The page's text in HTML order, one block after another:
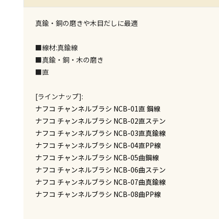
真鍮・銅の磨きや木目だしに最適
■線材:真鍮線
■真鍮・銅・木の磨き
■直
[ラインナップ]:
ナフコ チャンネルブラシ NCB-01直 鋼線
ナフコ チャンネルブラシ NCB-02直ステン
ナフコ チャンネルブラシ NCB-03直真鍮線
ナフコ チャンネルブラシ NCB-04直PP線
ナフコ チャンネルブラシ NCB-05曲鋼線
ナフコ チャンネルブラシ NCB-06曲ステン
ナフコ チャンネルブラシ NCB-07曲真鍮線
ナフコ チャンネルブラシ NCB-08曲PP線